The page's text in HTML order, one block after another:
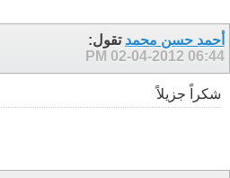
أحمد حسن محمد تقول:
02-04-2012 06:44 PM
شكراً جزيلاً